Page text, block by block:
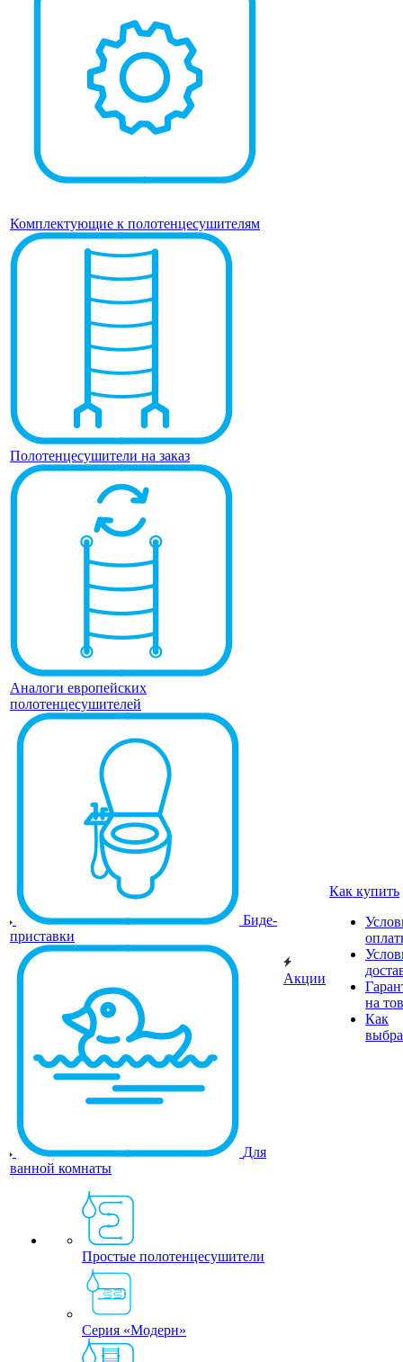
Комплектующие к полотенцесушителям
Полотенцесушители на заказ
Аналоги европейских
полотенцесушителей
Биде-
приставки
Для
ванной комнаты
Простые полотенцесушители
Серия «Модерн»
Акции
Как купить
на
Как